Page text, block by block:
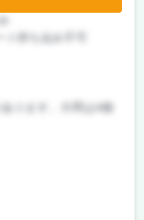
ト持ち込み不可
ります。大問は4個